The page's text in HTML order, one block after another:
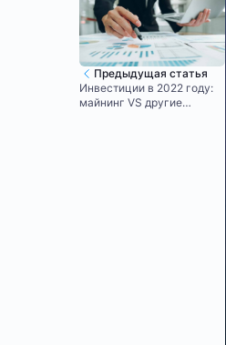
Предыдущая статья
Инвестиции в 2022 году:
майнинг VS другие